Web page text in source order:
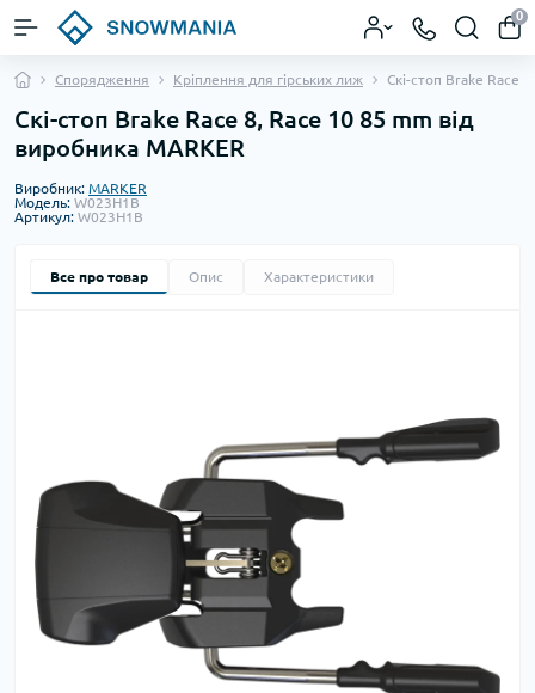
0
Спорядження Кріплення для гірських лиж Скі-стоп Brake Race
Скі-стоп Brake Race 8, Race 10 85 mm від
виробника MARKER
Виробник: MARKER
Модель: W023H1B
Артикул: W023H1B
Все про товар Опис Характеристики